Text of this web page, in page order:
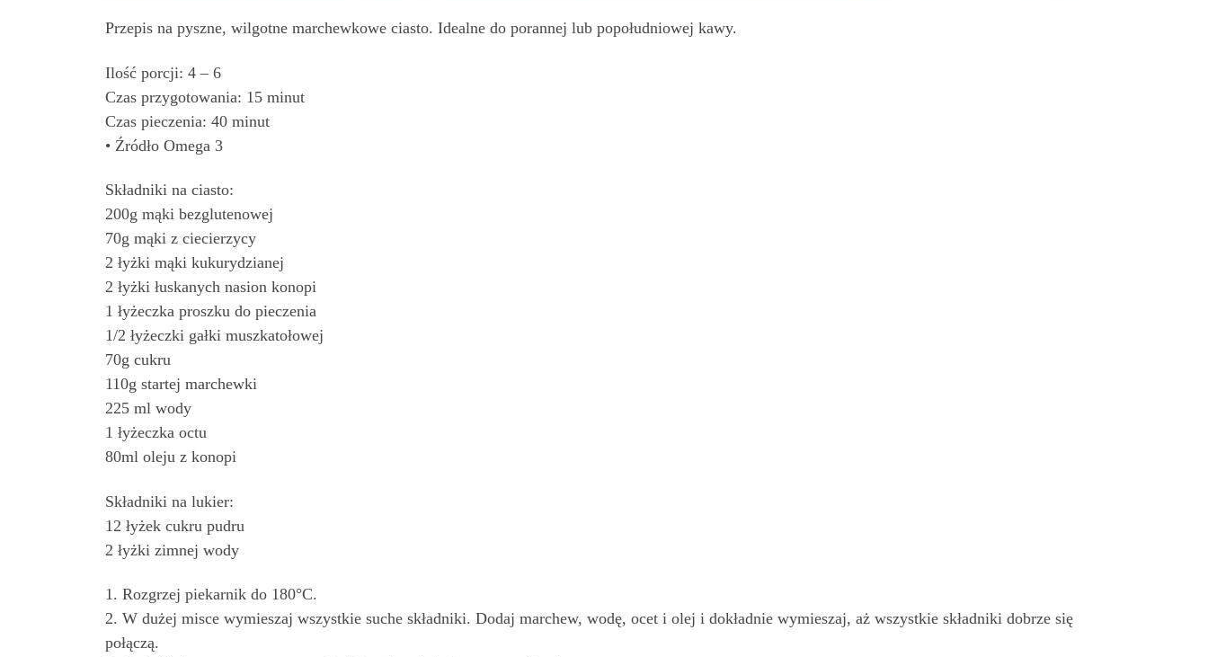
Przepis na pyszne, wilgotne marchewkowe ciasto. Idealne do porannej lub popołudniowej kawy.
Ilość porcji: 4 – 6
Czas przygotowania: 15 minut
Czas pieczenia: 40 minut
• Źródło Omega 3
Składniki na ciasto:
200g mąki bezglutenowej
70g mąki z ciecierzycy
2 łyżki mąki kukurydzianej
2 łyżki łuskanych nasion konopi
1 łyżeczka proszku do pieczenia
1/2 łyżeczki gałki muszkatołowej
70g cukru
110g startej marchewki
225 ml wody
1 łyżeczka octu
80ml oleju z konopi
Składniki na lukier:
12 łyżek cukru pudru
2 łyżki zimnej wody
1. Rozgrzej piekarnik do 180°C.
2. W dużej misce wymieszaj wszystkie suche składniki. Dodaj marchew, wodę, ocet i olej i dokładnie wymieszaj, aż wszystkie składniki dobrze się
połączą.